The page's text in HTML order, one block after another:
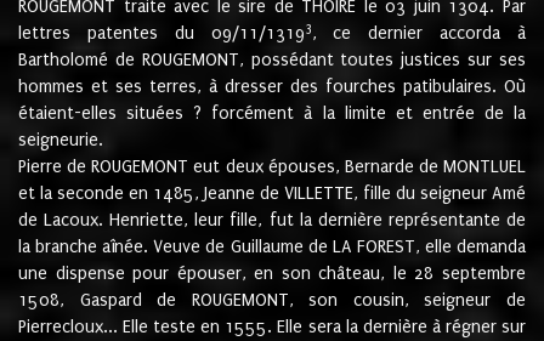
ROUGEMONT traite avec le sire de THOIRE le 03 juin 1304. Par
lettres patentes du 09/11/13193, ce dernier accorda à
Bartholomé de ROUGEMONT, possédant toutes justices sur ses
hommes et ses terres, à dresser des fourches patibulaires. Où
étaient-elles situées ? forcément à la limite et entrée de la
seigneurie.
Pierre de ROUGEMONT eut deux épouses, Bernarde de MONTLUEL
et la seconde en 1485, Jeanne de VILLETTE, fille du seigneur Amé
de Lacoux. Henriette, leur fille, fut la dernière représentante de
la branche aînée. Veuve de Guillaume de LA FOREST, elle demanda
une dispense pour épouser, en son château, le 28 septembre
1508, Gaspard de ROUGEMONT, son cousin, seigneur de
Pierrecloux... Elle teste en 1555. Elle sera la dernière à régner sur